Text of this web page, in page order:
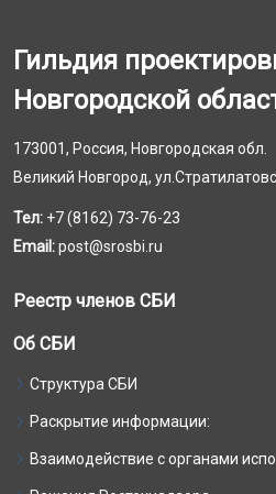
Гильдия
Новгородской
173001, Россия, Новгородская обл.
Великий Новгород,
Тел: +7 (8162) 73-76-23
Email:post@srosbi.ru
Реестр членов СБИ
Об СБИ
Структура СБИ
Раскрытие информации:
Взаимодействие с органами